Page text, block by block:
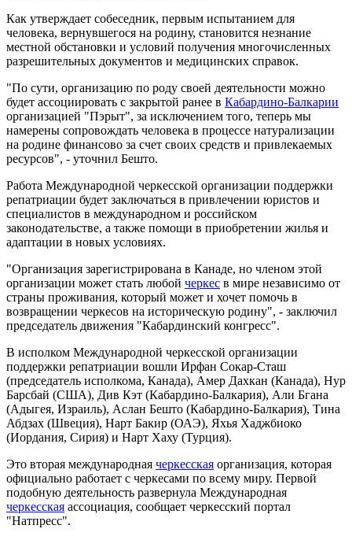
Как утверждает собеседник, первым испытанием для
человека, вернувшегося на родину, становится незнание
местной обстановки и условий получения многочисленных
разрешительных документов и медицинских справок.
"По сути, организацию по роду своей деятельности можно
будет ассоциировать с закрытой ранее в Кабардино-Балкарии
организацией "Пэрыт", за исключением того, теперь мы
намерены сопровождать человека в процессе натурализации
на родине финансово за счет своих средств и привлекаемых
ресурсов", - уточнил Бешто.
Работа Международной черкесской организации поддержки
репатриации будет заключаться в привлечении юристов и
специалистов в международном и российском
законодательстве, а также помощи в приобретении жилья и
адаптации в новых условиях.
"Организация зарегистрирована в Канаде, но членом этой
организации может стать любой черкес в мире независимо от
страны проживания, который может и хочет помочь в
возвращении черкесов на историческую родину", - заключил
председатель движения "Кабардинский конгресс".
В исполком Международной черкесской организации
поддержки репатриации вошли Ирфан Сокар-Сташ
(председатель исполкома, Канада), Амер Дахкан (Канада), Нур
Барсбай (США), Див Кэт (Кабардино-Балкария), Али Бгана
(Адыгея, Израиль), Аслан Бешто (Кабардино-Балкария), Тина
Абдзах (Швеция), Нарт Бакир (ОАЭ), Яхья Хаджбиоко
(Иордания, Сирия) и Нарт Хаху (Турция).
Это вторая международная черкесская организация, которая
официально работает с черкесами по всему миру. Первой
подобную деятельность развернула Международная
черкесская ассоциация, сообщает черкесский портал
"Натпресс".